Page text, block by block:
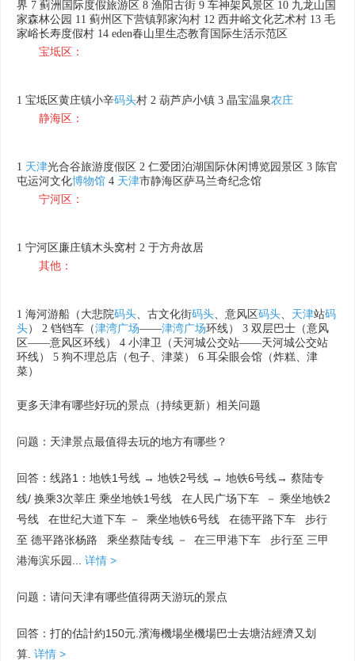
界 7 蓟洲国际度假旅游区 8 渔阳古街 9 车神架风景区 10 九龙山国
家森林公园 11 蓟州区下营镇郭家沟村 12 西井峪文化艺术村 13 毛
家峪长寿度假村 14 eden春山里生态教育国际生活示范区
宝坻区：
1 宝坻区黄庄镇小辛码头村 2 葫芦庐小镇 3 晶宝温泉农庄
静海区：
1 天津光合谷旅游度假区 2 仁爱团泊湖国际休闲博览园景区 3 陈官
屯运河文化博物馆 4 天津市静海区萨马兰奇纪念馆
宁河区：
1 宁河区廉庄镇木头窝村 2 于方舟故居
其他：
1 海河游船（大悲院码头、古文化街码头、意风区码头、 天津站码
头） 2 铛铛车（津湾广场——津湾广场环线） 3 双层巴士（意风
区——意风区环线） 4 小津卫（天河城公交站——天河城公交站
环线） 5 狗不理总店（包子、津菜） 6 耳朵眼会馆（炸糕、津
菜）
更多天津有哪些好玩的景点（持续更新）相关问题
问题：天津景点最值得去玩的地方有哪些？
回答：线路1：地铁1号线 → 地铁2号线 → 地铁6号线→ 蔡陆专
线/ 换乘3次莘庄 乘坐地铁1号线 在人民广场下车 － 乘坐地铁2
号线 在世纪大道下车 － 乘坐地铁6号线 在德平路下车 步行
至 德平路张杨路 乘坐蔡陆专线 － 在三甲港下车 步行至 三甲
港海滨乐园...
详情 >
问题：请问天津有哪些值得两天游玩的景点
回答：打的估計約150元.濱海機場坐機場巴士去塘沽經濟又划
算. 详情 >